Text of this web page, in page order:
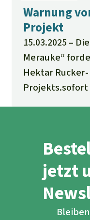
Warnung
Projekt
15.03.2025
Merauke“
Hektar
Projekts.sofort
jetzt